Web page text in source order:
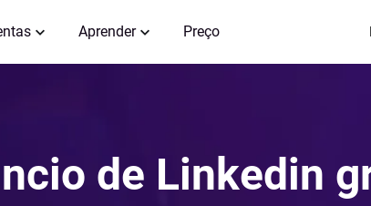
Aprender Preço
de Linkedin